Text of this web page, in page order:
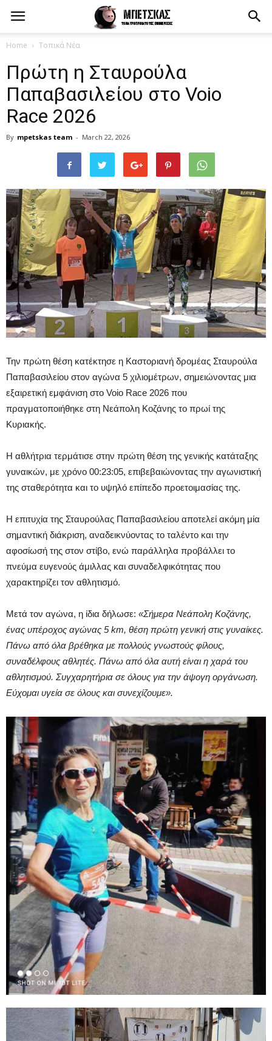
Home Τοπικά Νέα
Πρώτη η Σταυρούλα
Παπαβασιλείου στο Voio
Race 2026
By mpetskas team - March 22, 2026
Την πρώτη θέση κατέκτησε η Καστοριανή δρομέας Σταυρούλα
Παπαβασιλείου στον αγώνα 5 χιλιομέτρων, σημειώνοντας μια
εξαιρετική εμφάνιση στο Voio Race 2026 που
πραγματοποιήθηκε στη Νεάπολη Κοζάνης το πρωί της
Κυριακής.
Η αθλήτρια τερμάτισε στην πρώτη θέση της γενικής κατάταξης
γυναικών, με χρόνο 00:23:05, επιβεβαιώνοντας την αγωνιστική
της σταθερότητα και το υψηλό επίπεδο προετοιμασίας της.
Η επιτυχία της Σταυρούλας Παπαβασιλείου αποτελεί ακόμη μία
σημαντική διάκριση, αναδεικνύοντας το ταλέντο και την
αφοσίωσή της στον στίβο, ενώ παράλληλα προβάλλει το
πνεύμα ευγενούς άμιλλας και συναδελφικότητας που
χαρακτηρίζει τον αθλητισμό.
Μετά τον αγώνα, η ίδια δήλωσε: «Σήμερα Νεάπολη Κοζάνης,
ένας υπέροχος αγώνας 5 km, θέση πρώτη γενική στις γυναίκες.
Πάνω από όλα βρέθηκα με πολλούς γνωστούς φίλους,
συναδέλφους αθλητές. Πάνω από όλα αυτή είναι η χαρά του
αθλητισμού. Συγχαρητήρια σε όλους για την άψογη οργάνωση.
Εύχομαι υγεία σε όλους και συνεχίζουμε».